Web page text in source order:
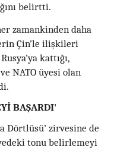
belirtti.
zamankinden daha
Çin’le ilişkileri
kattığı,
NATO üyesi olan
BAŞARDI'
Dörtlüsü’ zirvesine de
tonu belirlemeyi